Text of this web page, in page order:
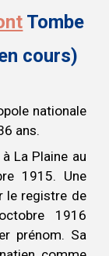
Tombe
cours)
nationale
ans.
La Plaine au
1915. Une
le registre de
1916
prénom. Sa